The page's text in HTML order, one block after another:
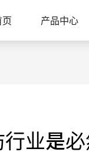
页 产品中心
业是